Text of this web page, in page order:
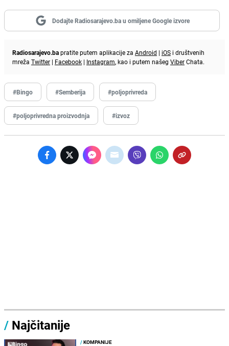
Dodajte Radiosarajevo.ba u omiljene Google izvore
Radiosarajevo.bapratite putem aplikacije za Android | iOS i društvenih
mreža Twitter | Facebook | Instagram, kao i putem našeg ViberChata.
#Bingo #Semberija #poljoprivreda
#poljoprivredna proizvodnja #izvoz
/ Najčitanije
/KOMPANIJE